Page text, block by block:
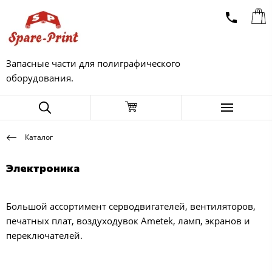
Запасные части для полиграфического
оборудования.
Каталог
Электроника
Большой ассортимент серводвигателей, вентиляторов,
печатных плат, воздуходувок Ametek, ламп, экранов и
переключателей.